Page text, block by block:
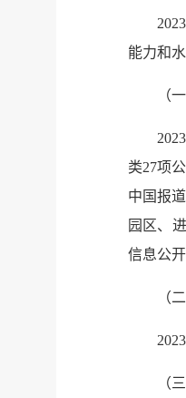
能力和
（
类27项
中国报
园区、
信息公
（
（